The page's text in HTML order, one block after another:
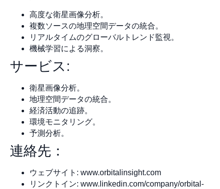
高度な衛星画像分析。
複数ソースの地理空間データの統合。
リアルタイムのグローバルトレンド監視。
機械学習による洞察。
サービス:
衛星画像分析。
地理空間データの統合。
経済活動の追跡。
環境モニタリング。
予測分析。
連絡先：
ウェブサイト: www.orbitalinsight.com
リンクトイン: www.linkedin.com/company/orbital-